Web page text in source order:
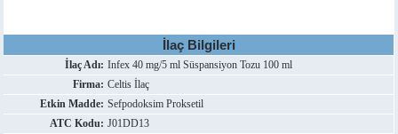
İlaç Bilgileri
İlaç Adı: Infex 40 mg/5 ml Süspansiyon Tozu 100 ml
Firma: Celtis İlaç
Etkin Madde: Sefpodoksim Proksetil
ATC Kodu: J01DD13